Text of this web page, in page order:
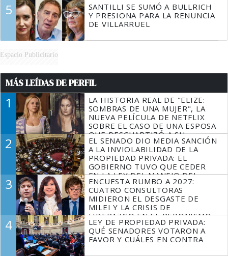
5
SANTILLI SE SUMÓ A BULLRICH
Y PRESIONA PARA LA RENUNCIA
DE VILLARRUEL
Espacio Publicitario
MÁS LEÍDAS DE PERFIL
1
LA HISTORIA REAL DE "ELIZE:
SOMBRAS DE UNA MUJER", LA
NUEVA PELÍCULA DE NETFLIX
SOBRE EL CASO DE UNA ESPOSA
QUE DESCUARTIZÓ A SU
MARIDO
2
EL SENADO DIO MEDIA SANCIÓN
A LA INVIOLABILIDAD DE LA
PROPIEDAD PRIVADA: EL
GOBIERNO TUVO QUE CEDER
EN LA LEY DEL MANEJO DEL
FUEGO
3
ENCUESTA RUMBO A 2027:
CUATRO CONSULTORAS
MIDIERON EL DESGASTE DE
MILEI Y LA CRISIS DE
LIDERAZGO EN EL PERONISMO
4
LEY DE PROPIEDAD PRIVADA:
QUÉ SENADORES VOTARON A
FAVOR Y CUÁLES EN CONTRA